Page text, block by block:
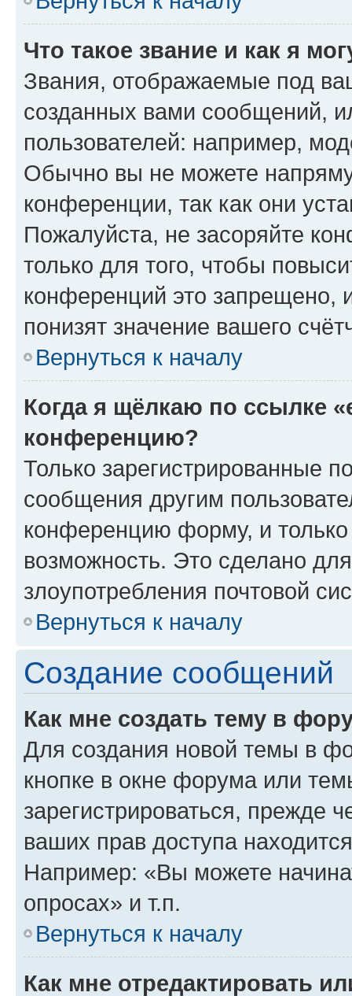
Что такое звание и как я
Звания, отображаемые под
созданных вами сообщений,
пользователей: например,
Обычно вы не можете
конференции, так как они
Пожалуйста, не засоряйте
только для того, чтобы
конференций это запрещено,
понизят значение вашего
Вернуться к началу
Когда я щёлкаю по ссылке
конференцию?
Только зарегистрированные
сообщения другим
конференцию форму, и
возможность. Это сделано
злоупотребления почтовой
Вернуться к началу
Создание сообщений
Как мне создать тему в
Для создания новой темы в
кнопке в окне форума или
зарегистрироваться, прежде
ваших прав доступа
Например: «Вы можете
опросах» и т.п.
Вернуться к началу
Как мне отредактировать